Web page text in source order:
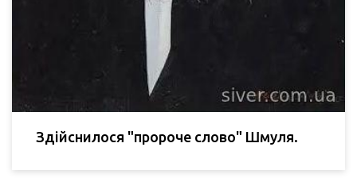
Здійснилося "пророче слово" Шмуля.